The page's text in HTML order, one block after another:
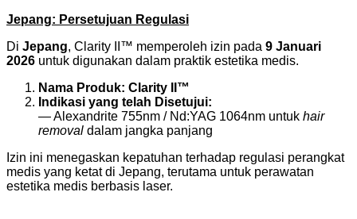
Jepang: Persetujuan Regulasi
Di Jepang, Clarity II™ memperoleh izin pada 9 Januari
2026 untuk digunakan dalam praktik estetika medis.
Nama Produk: Clarity II™
Indikasi yang telah Disetujui:
— Alexandrite 755nm / Nd:YAG 1064nm untuk hair
removal dalam jangka panjang
Izin ini menegaskan kepatuhan terhadap regulasi perangkat
medis yang ketat di Jepang, terutama untuk perawatan
estetika medis berbasis laser.